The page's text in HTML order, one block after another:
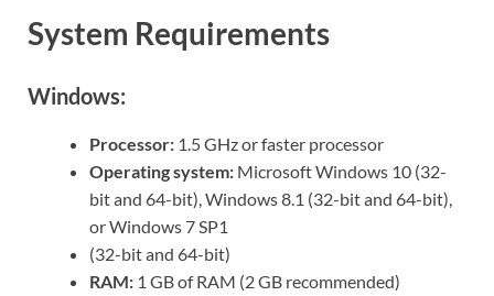
System Requirements
Windows:
Processor: 1.5 GHz or faster processor
Operating system: Microsoft Windows 10 (32-
bit and 64-bit), Windows 8.1 (32-bit and 64-bit),
or Windows 7 SP1
(32-bit and 64-bit)
RAM: 1 GB of RAM (2 GB recommended)